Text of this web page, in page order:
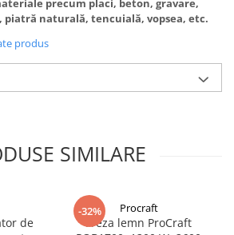
piatră naturală, tencuială, vopsea, etc.
produs
SIMILARE
de
-32% Procraft
Freza lemn ProCraft